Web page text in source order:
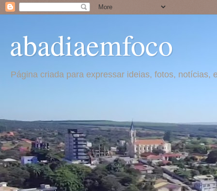
abadiaemfoco
Página criada para expressar ideias, fotos,